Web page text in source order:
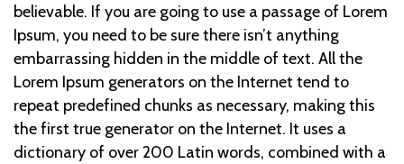
believable. If you are going to use a passage of Lorem
Ipsum, you need to be sure there isn’t anything
embarrassing hidden in the middle of text. All the
Lorem Ipsum generators on the Internet tend to
repeat predefined chunks as necessary, making this
the first true generator on the Internet. It uses a
dictionary of over 200 Latin words, combined with a